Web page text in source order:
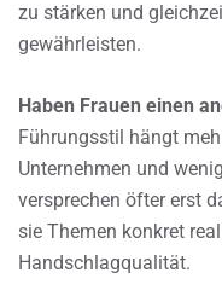
zu stärken und
gewährleisten.
Haben Frauen einen
Führungsstil hängt
Unternehmen und
versprechen öfter erst
sie Themen konkret
Handschlagqualität.